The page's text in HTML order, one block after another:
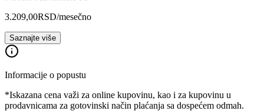
3.209,00RSD/mesečno
Saznajte više
Informacije o popustu
*Iskazana cena važi za online kupovinu, kao i za kupovinu u
prodavnicama za gotovinski način plaćanja sa dospećem odmah.